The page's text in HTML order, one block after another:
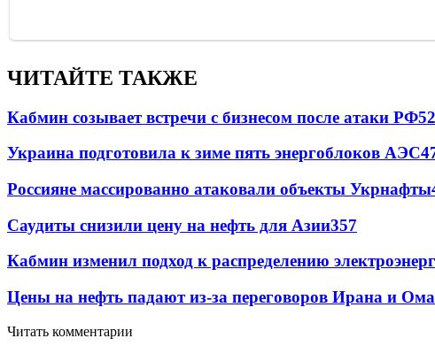
ЧИТАЙТЕ ТАКЖЕ
Кабмин созывает встречи с бизнесом после атаки РФ
Украина подготовила к зиме пять энергоблоков АЭС
Россияне массированно атаковали объекты Укрнафты
Саудиты снизили цену на нефть для Азии357
Кабмин изменил подход к распределению
Цены на нефть падают из-за переговоров Ирана и
Читать комментарии